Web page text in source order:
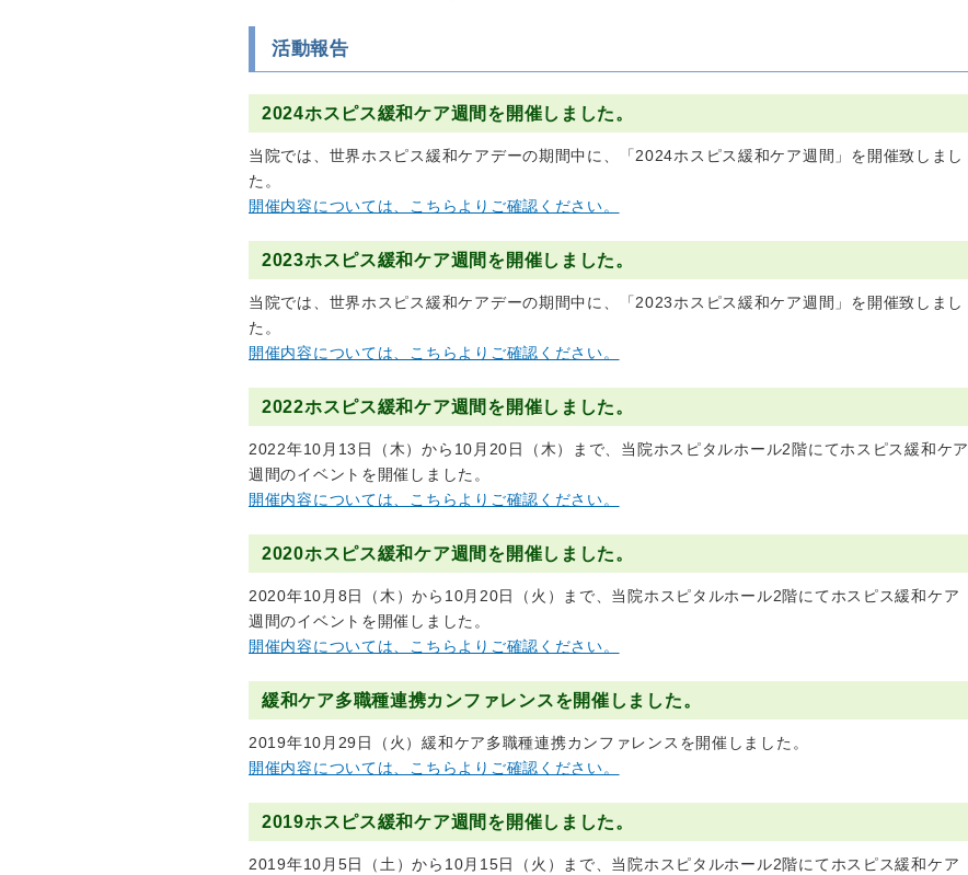
活動報告
2024ホスピス緩和ケア週間を開催しました。
当院では、世界ホスピス緩和ケアデーの期間中に、「2024ホスピス緩和ケア週間」を開催致しまし
た。
開催内容については、こちらよりご確認ください。
2023ホスピス緩和ケア週間を開催しました。
当院では、世界ホスピス緩和ケアデーの期間中に、「2023ホスピス緩和ケア週間」を開催致しまし
た。
開催内容については、こちらよりご確認ください。
2022ホスピス緩和ケア週間を開催しました。
2022年10月13日（木）から10月20日（木）まで、当院ホスピタルホール2階にてホスピス緩和ケア
週間のイベントを開催しました。
開催内容については、こちらよりご確認ください。
2020ホスピス緩和ケア週間を開催しました。
2020年10月8日（木）から10月20日（火）まで、当院ホスピタルホール2階にてホスピス緩和ケア
週間のイベントを開催しました。
開催内容については、こちらよりご確認ください。
緩和ケア多職種連携カンファレンスを開催しました。
2019年10月29日（火）緩和ケア多職種連携カンファレンスを開催しました。
開催内容については、こちらよりご確認ください。
2019ホスピス緩和ケア週間を開催しました。
2019年10月5日（土）から10月15日（火）まで、当院ホスピタルホール2階にてホスピス緩和ケア